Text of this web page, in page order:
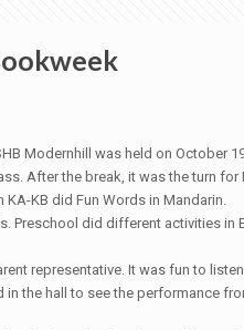
Modernhill was held on October
After the break, it was the turn
KB did Fun Words in Mandarin.
Preschool did different activities in
representative. It was fun to
the hall to see the performance